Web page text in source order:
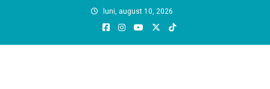
luni, august 10, 2026